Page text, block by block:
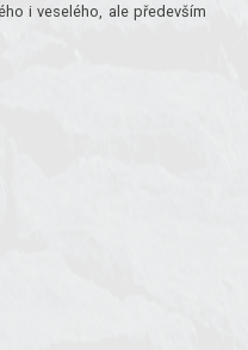
i veselého, ale především